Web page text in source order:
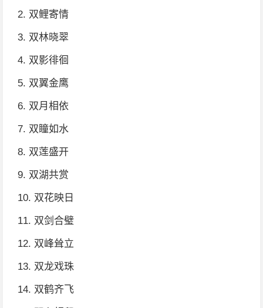
2. 双鲤寄情
3. 双林晓翠
4. 双影徘徊
5. 双翼金鹰
6. 双月相依
7. 双瞳如水
8. 双莲盛开
9. 双湖共赏
10. 双花映日
11. 双剑合璧
12. 双峰耸立
13. 双龙戏珠
14. 双鹤齐飞